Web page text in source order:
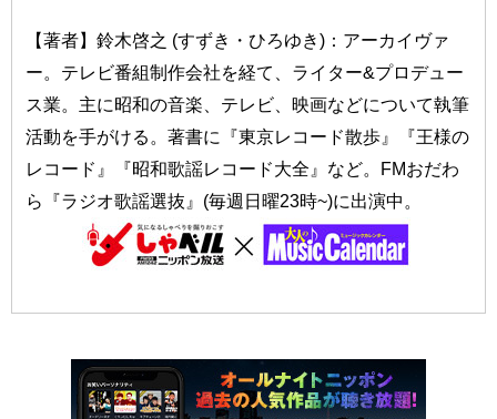
【著者】鈴木啓之 (すずき・ひろゆき)：アーカイヴァ
ー。テレビ番組制作会社を経て、ライター&プロデュー
ス業。主に昭和の音楽、テレビ、映画などについて執筆
活動を手がける。著書に『東京レコード散歩』『王様の
レコード』『昭和歌謡レコード大全』など。FMおだわ
ら『ラジオ歌謡選抜』(毎週日曜23時~)に出演中。